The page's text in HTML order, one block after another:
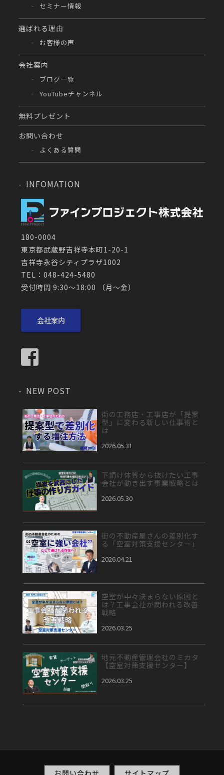
セミナー情報
選ばれる理由
お客様の声
会社案内
ブログ一覧
YouTubeチャンネル
無料プレゼント
お問い合わせ
よくある質問
INFOMATION
180-0004
東京都武蔵野吉祥寺本町1-20-1
吉祥寺永谷シティプラザ1002
TEL：048-424-5480
受付時間 9:30～18:00 （月〜金）
会社案内
NEW POST
街の工務店・工事店が「提案
型」に変わる新しい仕事術と
は
2026.05.31
下請け体質から抜けたい工事
会社が動き出す事業戦略とは
2026.05.30
街の不動産屋さんの差別化す
る「空室対策支援センター」
2026.04.21
空室が中々決まらない原因と
は？工事会社が関われる改善
戦略
2026.03.25
地元不動産管理会社のミカタ
【空室対策支援センター】
2026.03.25